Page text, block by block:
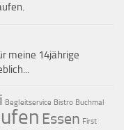
meine 14jährige
Begleitservice Bistro Buchmal
Essen First